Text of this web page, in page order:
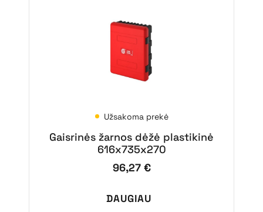
Užsakoma prekė
Gaisrinės žarnos dėžė plastikinė
616x735x270
96,27 €
DAUGIAU